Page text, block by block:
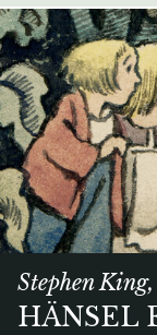
Stephen
HÄNSEL